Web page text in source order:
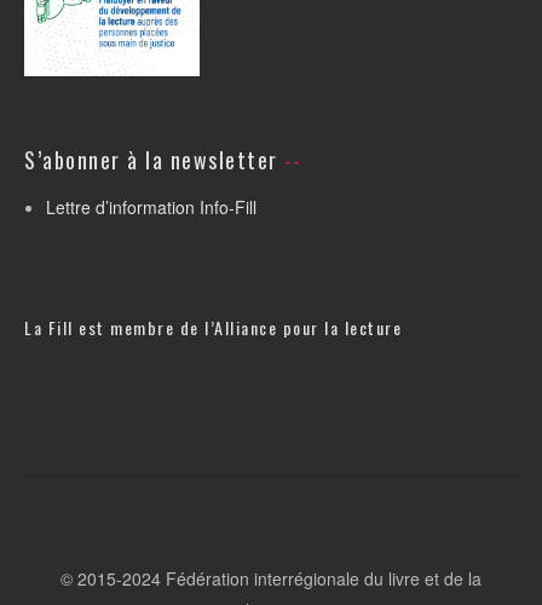
S’abonner à la newsletter
Lettre d’information Info-Fill
La Fill est membre de l’Alliance pour la lecture
© 2015-2024 Fédération interrégionale du livre et de la